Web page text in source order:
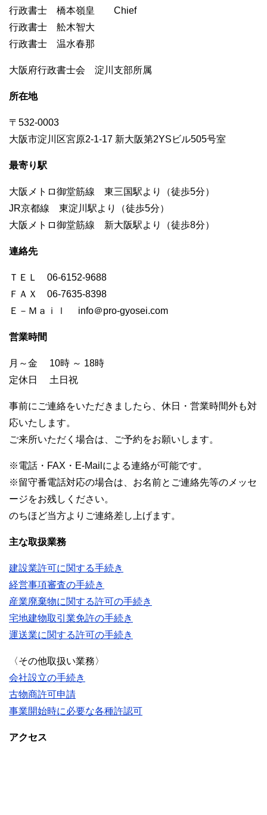
行政書士 橋本嶺皇 Chief
行政書士 舩木智大
行政書士 温水春那
大阪府行政書士会 淀川支部所属
所在地
〒532-0003
大阪市淀川区宮原2-1-17 新大阪第2YSビル505号室
最寄り駅
大阪メトロ御堂筋線 東三国駅より（徒歩5分）
JR京都線 東淀川駅より（徒歩5分）
大阪メトロ御堂筋線 新大阪駅より（徒歩8分）
連絡先
ＴＥＬ 06-6152-9688
ＦＡＸ 06-7635-8398
Ｅ－Ｍａｉｌ info＠pro-gyosei.com
営業時間
月～金 10時 ～ 18時
定休日 土日祝
事前にご連絡をいただきましたら、休日・営業時間外も対
応いたします。
ご来所いただく場合は、ご予約をお願いします。
※電話・FAX・E-Mailによる連絡が可能です。
※留守番電話対応の場合は、お名前とご連絡先等のメッセ
ージをお残しください。
のちほど当方よりご連絡差し上げます。
主な取扱業務
建設業許可に関する手続き
経営事項審査の手続き
産業廃棄物に関する許可の手続き
宅地建物取引業免許の手続き
運送業に関する許可の手続き
〈その他取扱い業務〉
会社設立の手続き
古物商許可申請
事業開始時に必要な各種許認可
アクセス